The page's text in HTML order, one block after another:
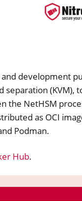
development
separation (KVM),
the NetHSM
as OCI
Podman.
Hub.